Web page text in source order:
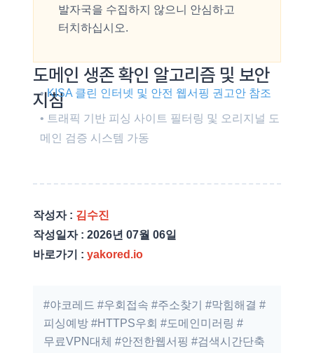
발자국을 수집하지 않으니 안심하고
터치하십시오.
도메인 생존 확인 알고리즘 및 보안
지침
•KISA 클린 인터넷 및 안전 웹서핑 권고안 참조
• 트래픽 기반 피싱 사이트 필터링 및 오리지널 도
메인 검증 시스템 가동
작성자 : 김수진
작성일자 : 2026년 07월 06일
바로가기 : yakored.io
#야코레드 #우회접속 #주소찾기 #막힘해결 #
피싱예방 #HTTPS우회 #도메인미러링 #
무료VPN대체 #안전한웹서핑 #검색시간단축